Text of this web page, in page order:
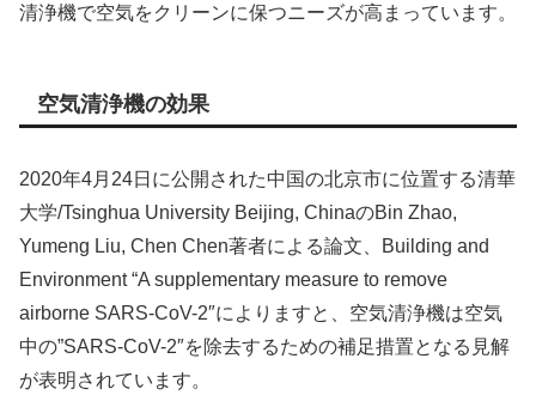
清浄機で空気をクリーンに保つニーズが高まっています。
空気清浄機の効果
2020年4月24日に公開された中国の北京市に位置する清華
大学/Tsinghua University Beijing, ChinaのBin Zhao,
Yumeng Liu, Chen Chen著者による論文、Building and
Environment “A supplementary measure to remove
airborne SARS-CoV-2″によりますと、空気清浄機は空気
中の”SARS-CoV-2″を除去するための補足措置となる見解
が表明されています。